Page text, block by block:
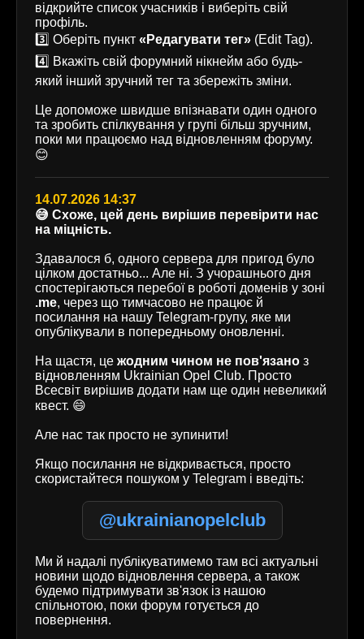
відкрийте список учасників і виберіть свій
профіль.
3️⃣ Оберіть пункт «Редагувати тег» (Edit Tag).
4️⃣ Вкажіть свій форумний нікнейм або будь-
який інший зручний тег та збережіть зміни.
Це допоможе швидше впізнавати один одного
та зробить спілкування у групі більш зручним,
поки ми працюємо над відновленням форуму.
😊
14.07.2026 14:37
😅 Схоже, цей день вирішив перевірити нас
на міцність.
Здавалося б, одного сервера для пригод було
цілком достатньо... Але ні. З учорашнього дня
спостерігаються перебої в роботі доменів у зоні
.me, через що тимчасово не працює й
посилання на нашу Telegram-групу, яке ми
опублікували в попередньому оновленні.
На щастя, це жодним чином не пов'язано з
відновленням Ukrainian Opel Club. Просто
Всесвіт вирішив додати нам ще один невеликий
квест. 😄
Але нас так просто не зупинити!
Якщо посилання не відкривається, просто
скористайтеся пошуком у Telegram і введіть:
@ukrainianopelclub
Ми й надалі публікуватимемо там всі актуальні
новини щодо відновлення сервера, а також
будемо підтримувати зв'язок із нашою
спільнотою, поки форум готується до
повернення.